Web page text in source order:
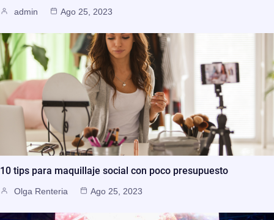
admin Ago 25, 2023
10 tips para maquillaje social con poco presupuesto
Olga Renteria Ago 25, 2023